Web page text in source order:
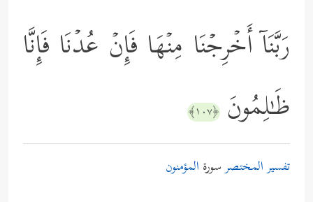
رَبَّنَاۤ أَخۡرِجۡنَا مِنۡهَا فَإِنۡ عُدۡنَا فَإِنَّا
ظَـٰلِمُونَ ﴿١٠٧﴾
تفسير المختصرسورة المؤمنون